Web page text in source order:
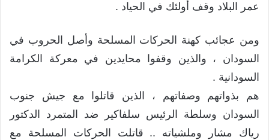
عمر البلاد وقف أولئك في الحياد .
ومن عجائب كهنة الحركات المسلحة وأصل الحروب في
السودان ، والذين وقفوا محايدين في معركة الكرامة
السودانية .
هم بذواتهم وصفاتهم ، الذين قاتلوا مع جيش جنوب
السودان وسلطة الرئيس سلفاكير ضد المتمرد الدكتور
رياك مشار وملشياته .. قاتلت الحركات المسلحة مع